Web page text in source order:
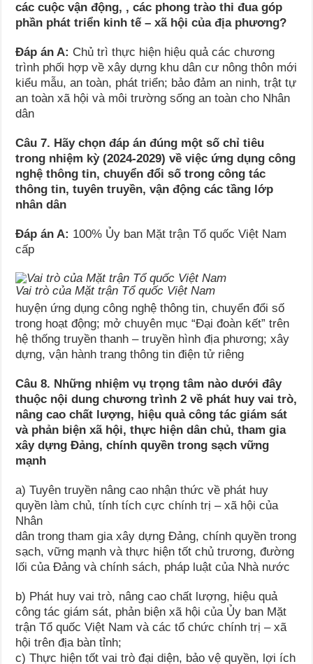
các cuộc vận động, , các phong trào thi đua góp
phần phát triển kinh tế – xã hội của địa phương?
Đáp án A: Chủ trì thực hiện hiệu quả các chương
trình phối hợp về xây dựng khu dân cư nông thôn mới
kiểu mẫu, an toàn, phát triển; bảo đảm an ninh, trật tự
an toàn xã hội và môi trường sống an toàn cho Nhân
dân
Câu 7. Hãy chọn đáp án đúng một số chỉ tiêu
trong nhiệm kỳ (2024-2029) về việc ứng dụng công
nghệ thông tin, chuyển đổi số trong công tác
thông tin, tuyên truyền, vận động các tầng lớp
nhân dân
Đáp án A: 100% Ủy ban Mặt trận Tổ quốc Việt Nam
cấp
Vai trò của Mặt trận Tổ quốc Việt Nam
huyện ứng dụng công nghệ thông tin, chuyển đổi số
trong hoạt động; mở chuyên mục “Đại đoàn kết” trên
hệ thống truyền thanh – truyền hình địa phương; xây
dựng, vận hành trang thông tin điện tử riêng
Câu 8. Những nhiệm vụ trọng tâm nào dưới đây
thuộc nội dung chương trình 2 về phát huy vai trò,
nâng cao chất lượng, hiệu quả công tác giám sát
và phản biện xã hội, thực hiện dân chủ, tham gia
xây dựng Đảng, chính quyền trong sạch vững
mạnh
a) Tuyên truyền nâng cao nhận thức về phát huy
quyền làm chủ, tính tích cực chính trị – xã hội của
Nhân
dân trong tham gia xây dựng Đảng, chính quyền trong
sạch, vững mạnh và thực hiện tốt chủ trương, đường
lối của Đảng và chính sách, pháp luật của Nhà nước
b) Phát huy vai trò, nâng cao chất lượng, hiệu quả
công tác giám sát, phản biện xã hội của Ủy ban Mặt
trận Tổ quốc Việt Nam và các tổ chức chính trị – xã
hội trên địa bàn tỉnh;
c) Thực hiện tốt vai trò đại diện, bảo vệ quyền, lợi ích